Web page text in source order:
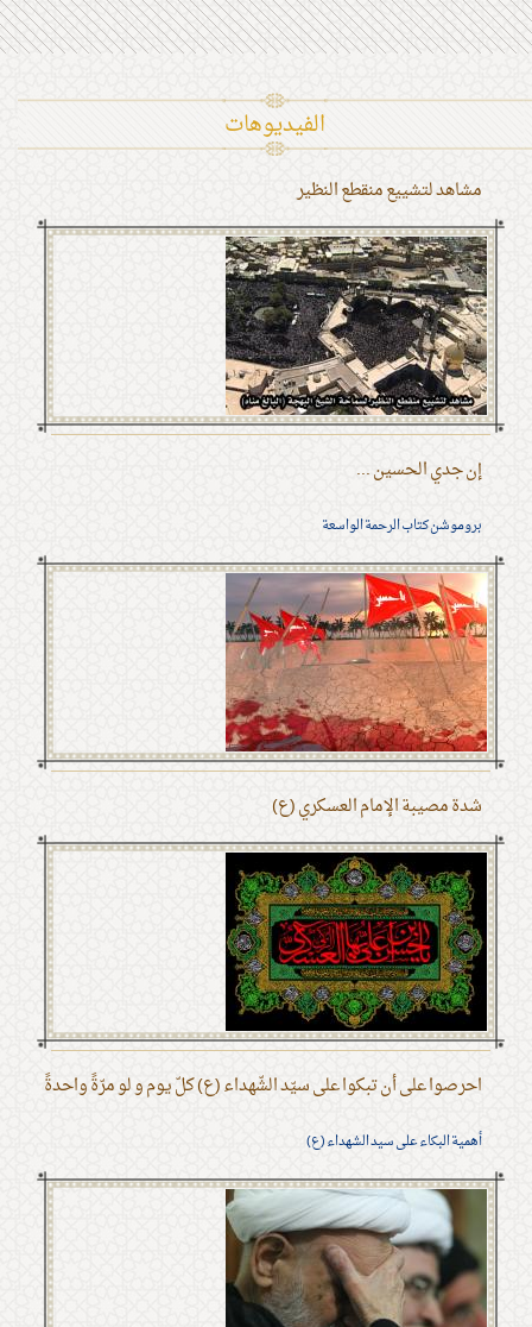
الفیدیوهات
مشاهد لتشييع منقطع النظير
إن جدي الحسين ...
بروموشن كتاب الرحمة الواسعة
شدة مصيبة الإمام العسكري (ع)
احرصوا على أن تبكوا على سيّد الشّهداء (ع) كلّ يوم و لو مرّةً واحدةً
أهمية البكاء على سيد الشهداء (ع)